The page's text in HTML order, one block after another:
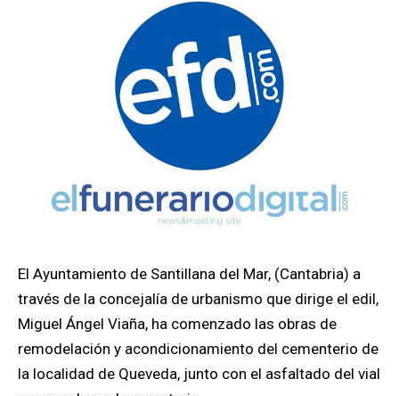
El Ayuntamiento de Santillana del Mar, (Cantabria) a
través de la concejalía de urbanismo que dirige el edil,
Miguel Ángel Viaña, ha comenzado las obras de
remodelación y acondicionamiento del cementerio de
la localidad de Queveda, junto con el asfaltado del vial